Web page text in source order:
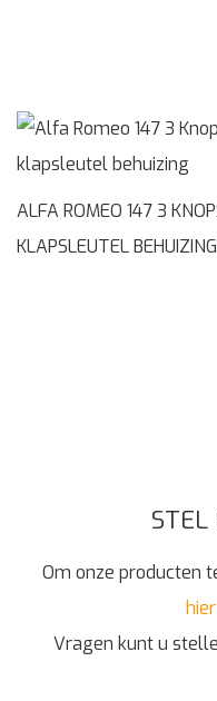
ALFA ROMEO 147 3
KLAPSLEUTEL BEHUIZING
STEL
Om onze producten
Vragen kunt u